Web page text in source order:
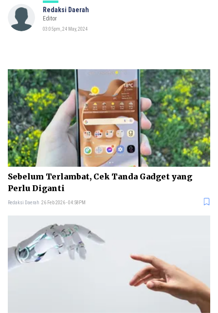
Redaksi Daerah
Editor
03:05pm, 24 May, 2024
Sebelum Terlambat, Cek Tanda Gadget yang
Perlu Diganti
Redaksi Daerah 26 Feb 2026 - 04:58PM